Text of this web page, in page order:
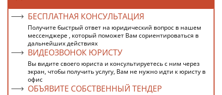
БЕСПЛАТНАЯ КОНСУЛЬТАЦИЯ
Получите быстрый ответ на юридический вопрос в нашем
мессенджере , который поможет Вам сориентироваться в
дальнейших действиях
ВИДЕОЗВОНОК ЮРИСТУ
Вы видите своего юриста и консультируетесь с ним через
экран, чтобы получить услугу, Вам не нужно идти к юристу в
офис
ОБЪЯВИТЕ СОБСТВЕННЫЙ ТЕНДЕР